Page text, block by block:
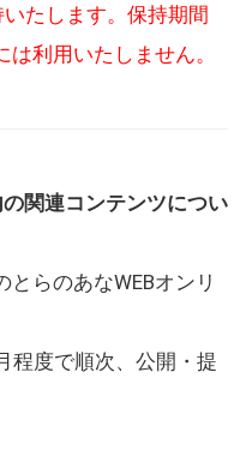
たします。保持期間
利用いたしません。
関連コンテンツについ
らのあなWEBオンリ
程度で順次、公開・提